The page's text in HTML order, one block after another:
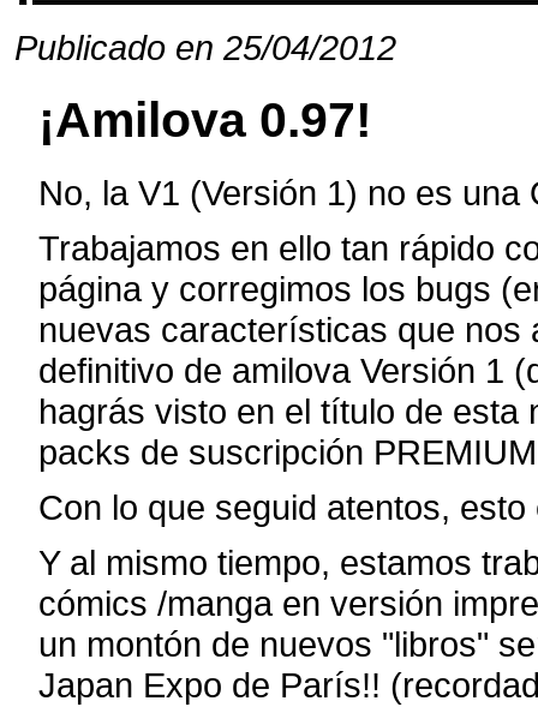
Publicado en 25/04/2012
¡Amilova 0.97!
No, la V1 (Versión 1) no es una
Trabajamos en ello tan rápido
página y corregimos los bugs
nuevas características que
definitivo de amilova Versión 1
hagrás visto en el título de esta
packs de suscripción
Con lo que seguid atentos,
Y al mismo tiempo, estamos
cómics /manga en versión
un montón de nuevos "libros"
Japan Expo de París!!